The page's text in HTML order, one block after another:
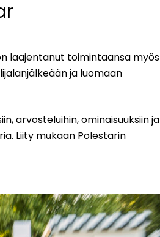
laajentanut toimintaansa myös
ja luomaan
arvosteluihin, ominaisuuksiin ja
Liity mukaan Polestarin